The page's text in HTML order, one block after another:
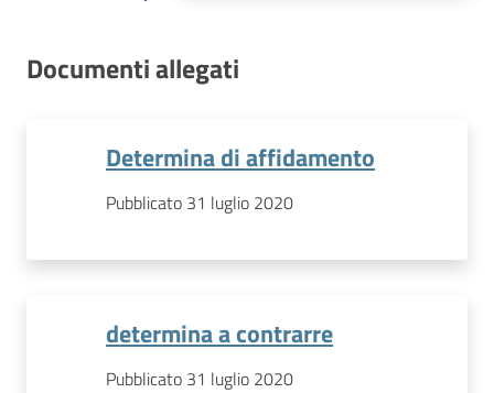
Documenti allegati
Determina di affidamento
Pubblicato 31 luglio 2020
determina a contrarre
Pubblicato 31 luglio 2020